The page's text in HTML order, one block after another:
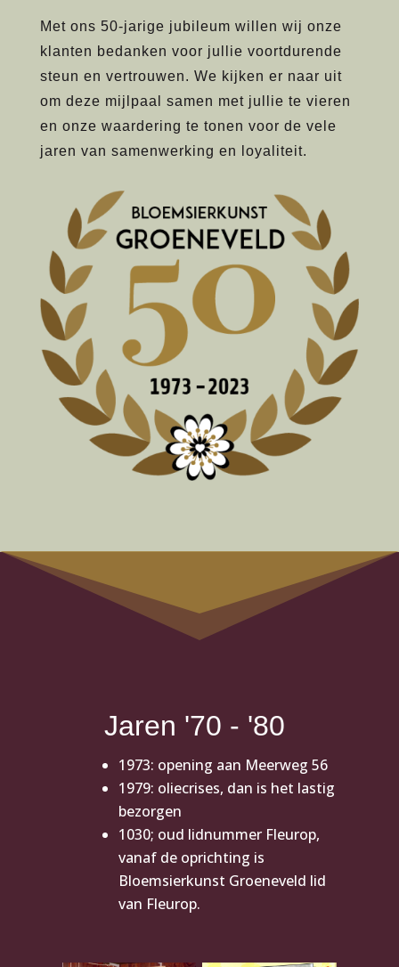
Met ons 50-jarige jubileum willen wij onze
klanten bedanken voor jullie voortdurende
steun en vertrouwen. We kijken er naar uit
om deze mijlpaal samen met jullie te vieren
en onze waardering te tonen voor de vele
jaren van samenwerking en loyaliteit.
Jaren '70 - '80
1973: opening aan Meerweg 56
1979: oliecrises, dan is het lastig
bezorgen
1030; oud lidnummer Fleurop,
vanaf de oprichting is
Bloemsierkunst Groeneveld lid
van Fleurop.